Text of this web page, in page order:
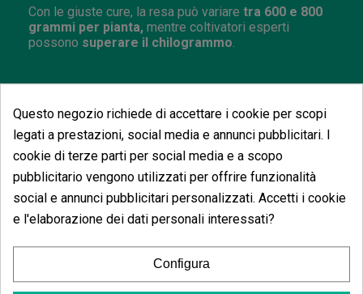
Con le giuste cure, la resa può variare tra 600 e 800
grammi per pianta, mentre coltivatori esperti
possono superare il chilogrammo
Potrebbe anche piacerti
Questo negozio richiede di accettare i cookie per scopi
legati a prestazioni, social media e annunci pubblicitari. I
cookie di terze parti per social media e a scopo
pubblicitario vengono utilizzati per offrire funzionalità
social e annunci pubblicitari personalizzati. Accetti i cookie
e l'elaborazione dei dati personali interessati?
Configura